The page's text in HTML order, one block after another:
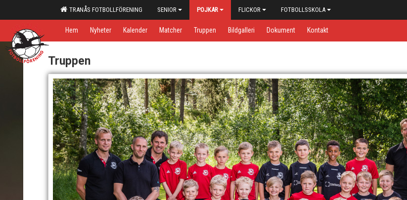
TRANÅS FOTBOLLFÖRENING SENIOR POJKAR FLICKOR FOTBOLLSSKOLA
Hem Nyheter Kalender Matcher Truppen Bildgalleri Dokument Kontakt
Truppen